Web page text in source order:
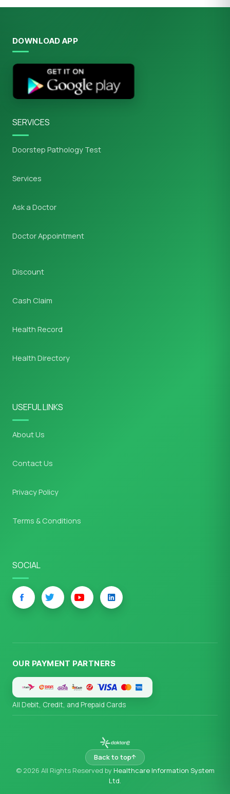
DOWNLOAD APP
SERVICES
Doorstep Pathology Test
Services
Ask a Doctor
Doctor Appointment
Discount
Cash Claim
Health Record
Health Directory
USEFUL LINKS
About Us
Contact Us
Privacy Policy
Terms & Conditions
SOCIAL
OUR PAYMENT PARTNERS
All Debit, Credit, and Prepaid Cards
© 2026 All Rights Reserved by Healthcare Information System
Ltd.
Back to top